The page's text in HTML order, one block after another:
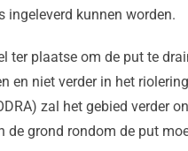
kunnen worden.
ter plaatse om de put te
en niet verder in het
zal het gebied verder
de grond rondom de put